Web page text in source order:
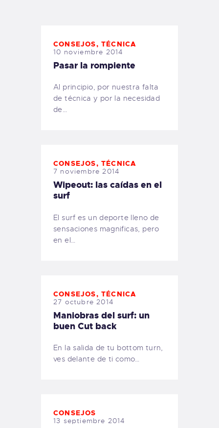
CONSEJOS,TÉCNICA
10 noviembre 2014
Pasar la rompiente
Al principio, por nuestra falta
de técnica y por la necesidad
de…
CONSEJOS,TÉCNICA
7 noviembre 2014
Wipeout: las caídas en el
surf
El surf es un deporte lleno de
sensaciones magnificas, pero
en el…
CONSEJOS,TÉCNICA
27 octubre 2014
Maniobras del surf: un
buen Cut back
En la salida de tu bottom turn,
ves delante de ti como…
CONSEJOS
13 septiembre 2014